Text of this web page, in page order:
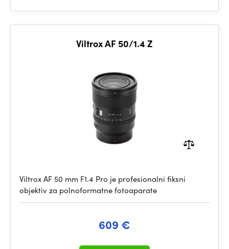
Viltrox AF 50/1.4 Z
Viltrox AF 50 mm F1.4 Pro je profesionalni fiksni
objektiv za polnoformatne fotoaparate
609 €